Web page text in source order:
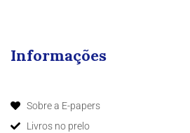
Informações
Sobre a E-papers
Livros no prelo